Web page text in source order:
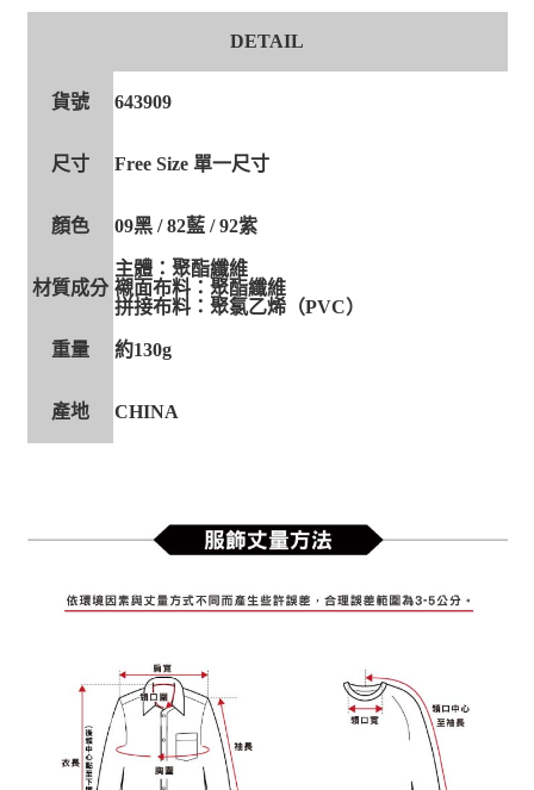
DETAIL
貨號 643909
尺寸 Free Size 單一尺寸
顏色 09黑 / 82藍 / 92紫
材質成分
主體：聚酯纖維
襯面布料：聚酯纖維
拼接布料：聚氯乙烯（PVC）
重量 約130g
產地 CHINA